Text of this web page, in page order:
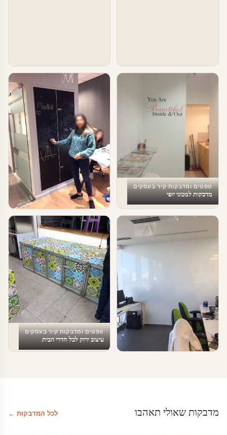
טפטים ומדבקות קיר בעסקים
מדבקות למכוני יופי
טפטים ומדבקות קיר בעסקים
מדבקת לוח מחיק
טפטים ומדבקות קיר בעסקים
עיצוב ירוק לכל חדרי הבית
מדבקות שאולי תאהבו לכל המדבקות ←